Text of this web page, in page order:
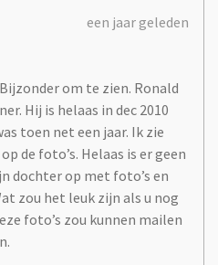
een jaar geleden
om te zien. Ronald
Hij is helaas in dec 2010
toen net een jaar. Ik zie
de foto’s. Helaas is er geen
dochter op met foto’s en
zou het leuk zijn als u nog
foto’s zou kunnen mailen